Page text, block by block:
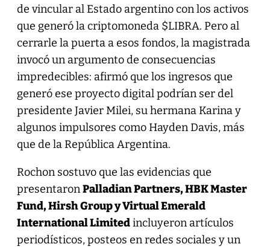
de vincular al Estado argentino con los activos
que generó la criptomoneda $LIBRA. Pero al
cerrarle la puerta a esos fondos, la magistrada
invocó un argumento de consecuencias
impredecibles: afirmó que los ingresos que
generó ese proyecto digital podrían ser del
presidente Javier Milei, su hermana Karina y
algunos impulsores como Hayden Davis, más
que de la República Argentina.
Rochon sostuvo que las evidencias que
presentaronPalladian Partners, HBK Master
Fund, Hirsh Group y Virtual Emerald
International Limitedincluyeron artículos
periodísticos, posteos en redes sociales y un